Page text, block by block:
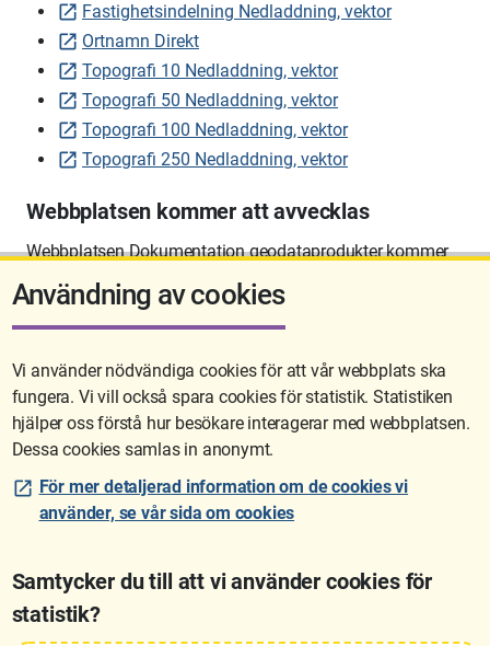
Fastighetsindelning Nedladdning, vektor
Ortnamn Direkt
Topografi 10 Nedladdning, vektor
Topografi 50 Nedladdning, vektor
Topografi 100 Nedladdning, vektor
Topografi 250 Nedladdning, vektor
Webbplatsen kommer att avvecklas
Webbplatsen Dokumentation geodataprodukter kommer
att avvecklas på sikt.
Sidan uppdaterades senast: 2026-06-10 12:58
Användning av cookies
Vi använder nödvändiga cookies för att vår webbplats ska
fungera. Vi vill också spara cookies för statistik. Statistiken
hjälper oss förstå hur besökare interagerar med webbplatsen.
Dessa cookies samlas in anonymt.
För mer detaljerad information om de cookies vi
använder, se vår sida om cookies
Samtycker du till att vi använder cookies för
statistik?
Lantmäteriet är den myndighet som kartlägger Sverige. Till våra